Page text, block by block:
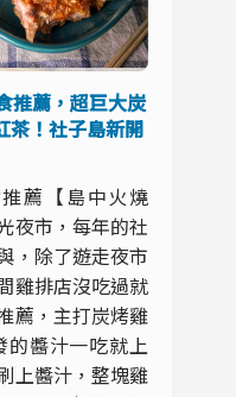
推薦，超巨大炭
茶！社子島新開
薦【島中火燒
夜市，每年的社
，除了遊走夜市
雞排店沒吃過就
薦，主打炭烤雞
的醬汁一吃就上
上醬汁，整塊雞